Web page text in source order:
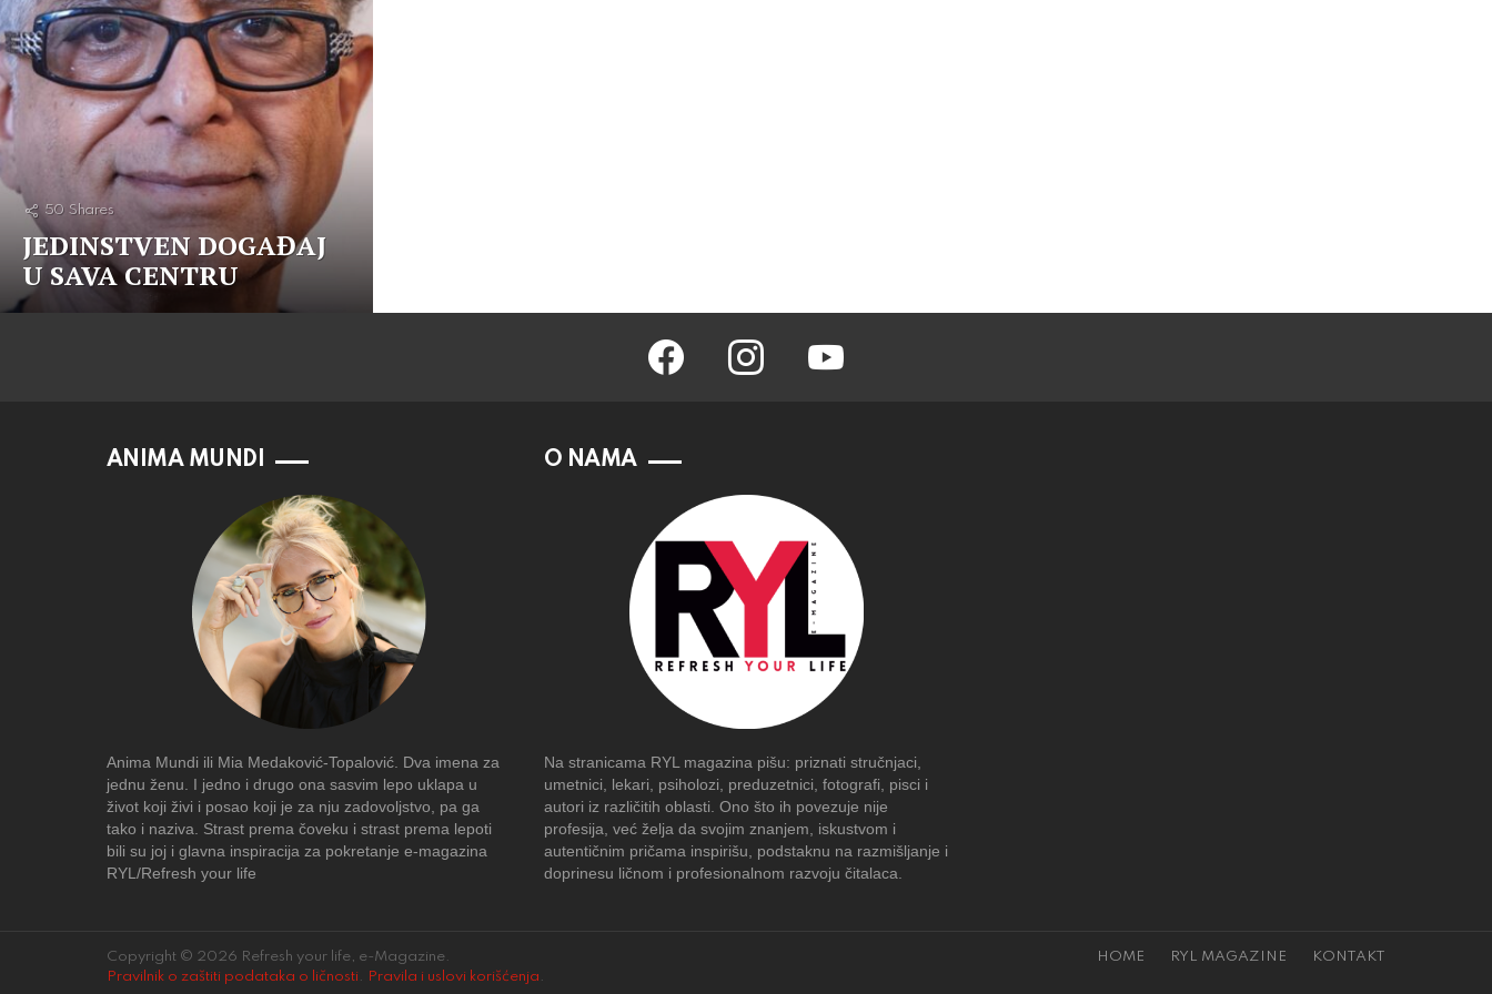
50 Shares
JEDINSTVEN DOGAĐAJ
U SAVA CENTRU
facebook instagram youtube
ANIMA MUNDI
Anima Mundi ili Mia Medaković-Topalović. Dva imena za
jednu ženu. I jedno i drugo ona sasvim lepo uklapa u
život koji živi i posao koji je za nju zadovoljstvo, pa ga
tako i naziva. Strast prema čoveku i strast prema lepoti
bili su joj i glavna inspiracija za pokretanje e-magazina
RYL/Refresh your life
O NAMA
Na stranicama RYL magazina pišu: priznati stručnjaci,
umetnici, lekari, psiholozi, preduzetnici, fotografi, pisci i
autori iz različitih oblasti. Ono što ih povezuje nije
profesija, već želja da svojim znanjem, iskustvom i
autentičnim pričama inspirišu, podstaknu na razmišljanje i
doprinesu ličnom i profesionalnom razvoju čitalaca.
Copyright © 2026 Refresh your life, e-Magazine.
Pravilnik o zaštiti podataka o ličnosti . Pravila i uslovi korišćenja .
HOME RYL MAGAZINE KONTAKT